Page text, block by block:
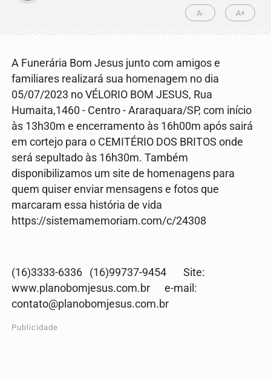
A- A+
A Funerária Bom Jesus junto com amigos e
familiares realizará sua homenagem no dia
05/07/2023 no VÉLORIO BOM JESUS, Rua
Humaita,1460 - Centro - Araraquara/SP, com início
às 13h30m e encerramento às 16h00m após sairá
em cortejo para o CEMITÉRIO DOS BRITOS onde
será sepultado às 16h30m. Também
disponibilizamos um site de homenagens para
quem quiser enviar mensagens e fotos que
marcaram essa história de vida
https://sistemamemoriam.com/c/24308
(16)3333-6336 (16)99737-9454 Site:
www.planobomjesus.com.br e-mail:
contato@planobomjesus.com.br
Publicidade